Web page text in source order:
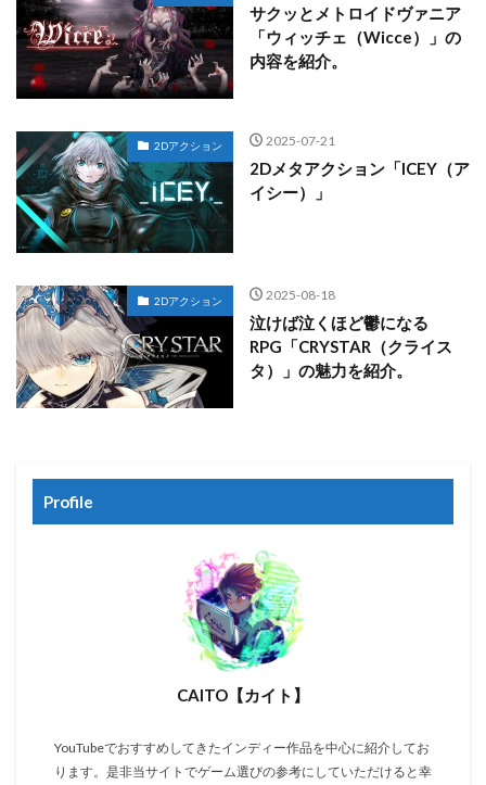
サクッとメトロイドヴァニア
「ウィッチェ（Wicce）」の
内容を紹介。
2Dアクション 2025-07-21
2Dメタアクション「ICEY（ア
イシー）」
2Dアクション 2025-08-18
泣けば泣くほど鬱になる
RPG「CRYSTAR（クライス
タ）」の魅力を紹介。
Profile
CAITO【カイト】
YouTubeでおすすめしてきたインディー作品を中心に紹介してお
ります。是非当サイトでゲーム選びの参考にしていただけると幸